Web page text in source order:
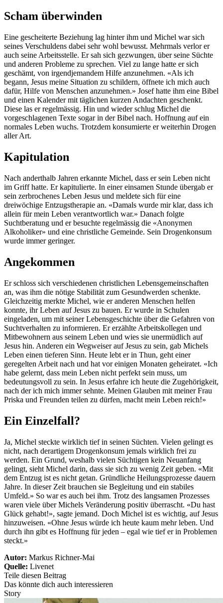
Scham überwinden
Eine gescheiterte Beziehung lag hinter ihm und Michel war sich
seines Verschuldens dabei sehr wohl bewusst. Mehrmals verlor er
auch seine Arbeitsstelle. Er sah sich gezwungen, über seine Süchte
und anderen Probleme zu sprechen. Viel zu lange hatte er sich
geschämt, von irgendjemandem Hilfe anzunehmen. «Als ich
begann, Jesus meine Situation zu schildern, öffnete ich mich auch
dafür, Hilfe von Menschen anzunehmen.» Josef hatte ihm eine Bibel
und einen Kalender mit täglichen kurzen Andachten geschenkt.
Diese las er regelmässig. Hin und wieder schlug Michel die
vorgeschlagenen Texte sogar in der Bibel nach. Hoffnung auf ein
normales Leben wuchs. Trotzdem konsumierte er weiterhin Drogen
aller Art.
Kapitulation
Nach anderthalb Jahren erkannte Michel, dass er sein Leben nicht
im Griff hatte. Er kapitulierte. In einer einsamen Stunde übergab er
sein zerbrochenes Leben Jesus und meldete sich für eine
dreiwöchige Entzugstherapie an. «Damals wurde mir klar, dass ich
allein für mein Leben verantwortlich war.» Danach folgte
Suchtberatung und er besuchte regelmässig die «Anonymen
Alkoholiker» und eine christliche Gemeinde. Sein Drogenkonsum
wurde immer geringer.
Angekommen
Er schloss sich verschiedenen christlichen Lebensgemeinschaften
an, was ihm die nötige Stabilität zum Gesundwerden schenkte.
Gleichzeitig merkte Michel, wie er anderen Menschen helfen
konnte, ihr Leben auf Jesus zu bauen. Er wurde in Schulen
eingeladen, um mit seiner Lebensgeschichte über die Gefahren von
Suchtverhalten zu informieren. Er erzählte Arbeitskollegen und
Mitbewohnern aus seinem Leben und wies sie unermüdlich auf
Jesus hin. Anderen ein Wegweiser auf Jesus zu sein, gab Michels
Leben einen tieferen Sinn. Heute lebt er in Thun, geht einer
geregelten Arbeit nach und hat vor einigen Monaten geheiratet. «Ich
habe gelernt, dass mein Leben nicht perfekt sein muss, um
bedeutungsvoll zu sein. In Jesus erfahre ich heute die Zugehörigkeit,
nach der ich mich immer sehnte. Meinen Glauben mit meiner Frau
Priska und Freunden teilen zu dürfen, macht mein Leben reich!»
Ein Einzelfall?
Ja, Michel steckte wirklich tief in seinen Süchten. Vielen gelingt es
nicht, nach derartigem Drogenkonsum jemals wirklich frei zu
werden. Ein Grund, weshalb vielen Süchtigen kein Neuanfang
gelingt, sieht Michel darin, dass sie sich zu wenig Zeit geben. «Mit
dem Entzug ist es nicht getan. Gründliche Heilungsprozesse dauern
Jahre. In dieser Zeit brauchen sie Begleitung und ein stabiles
Umfeld.» So war es auch bei ihm. Trotz des langsamen Prozesses
waren viele über Michels Veränderung positiv überrascht. «Du hast
Glück gehabt!», sagte jemand. Doch Michel ist es wichtig, auf Jesus
hinzuweisen. «Ohne Jesus würde ich heute kaum mehr leben. Und
durch ihn gibt es Hoffnung für jeden – egal wie tief er in Problemen
steckt.»
Autor: Markus Richner-Mai
Quelle: Livenet
Teile diesen Beitrag
Das könnte dich auch interessieren
Story